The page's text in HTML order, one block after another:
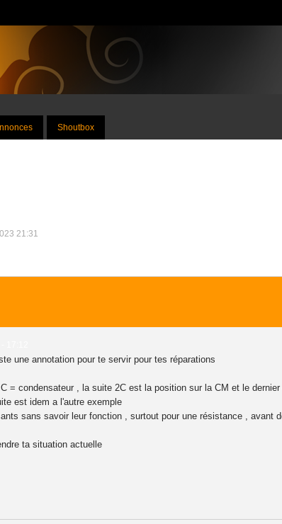
Shoutbox
21:31
une annotation pour te servir pour tes réparations
= condensateur , la suite 2C est la position sur la CM et le
est idem a l'autre exemple
sans savoir leur fonction , surtout pour une résistance , avant
ta situation actuelle